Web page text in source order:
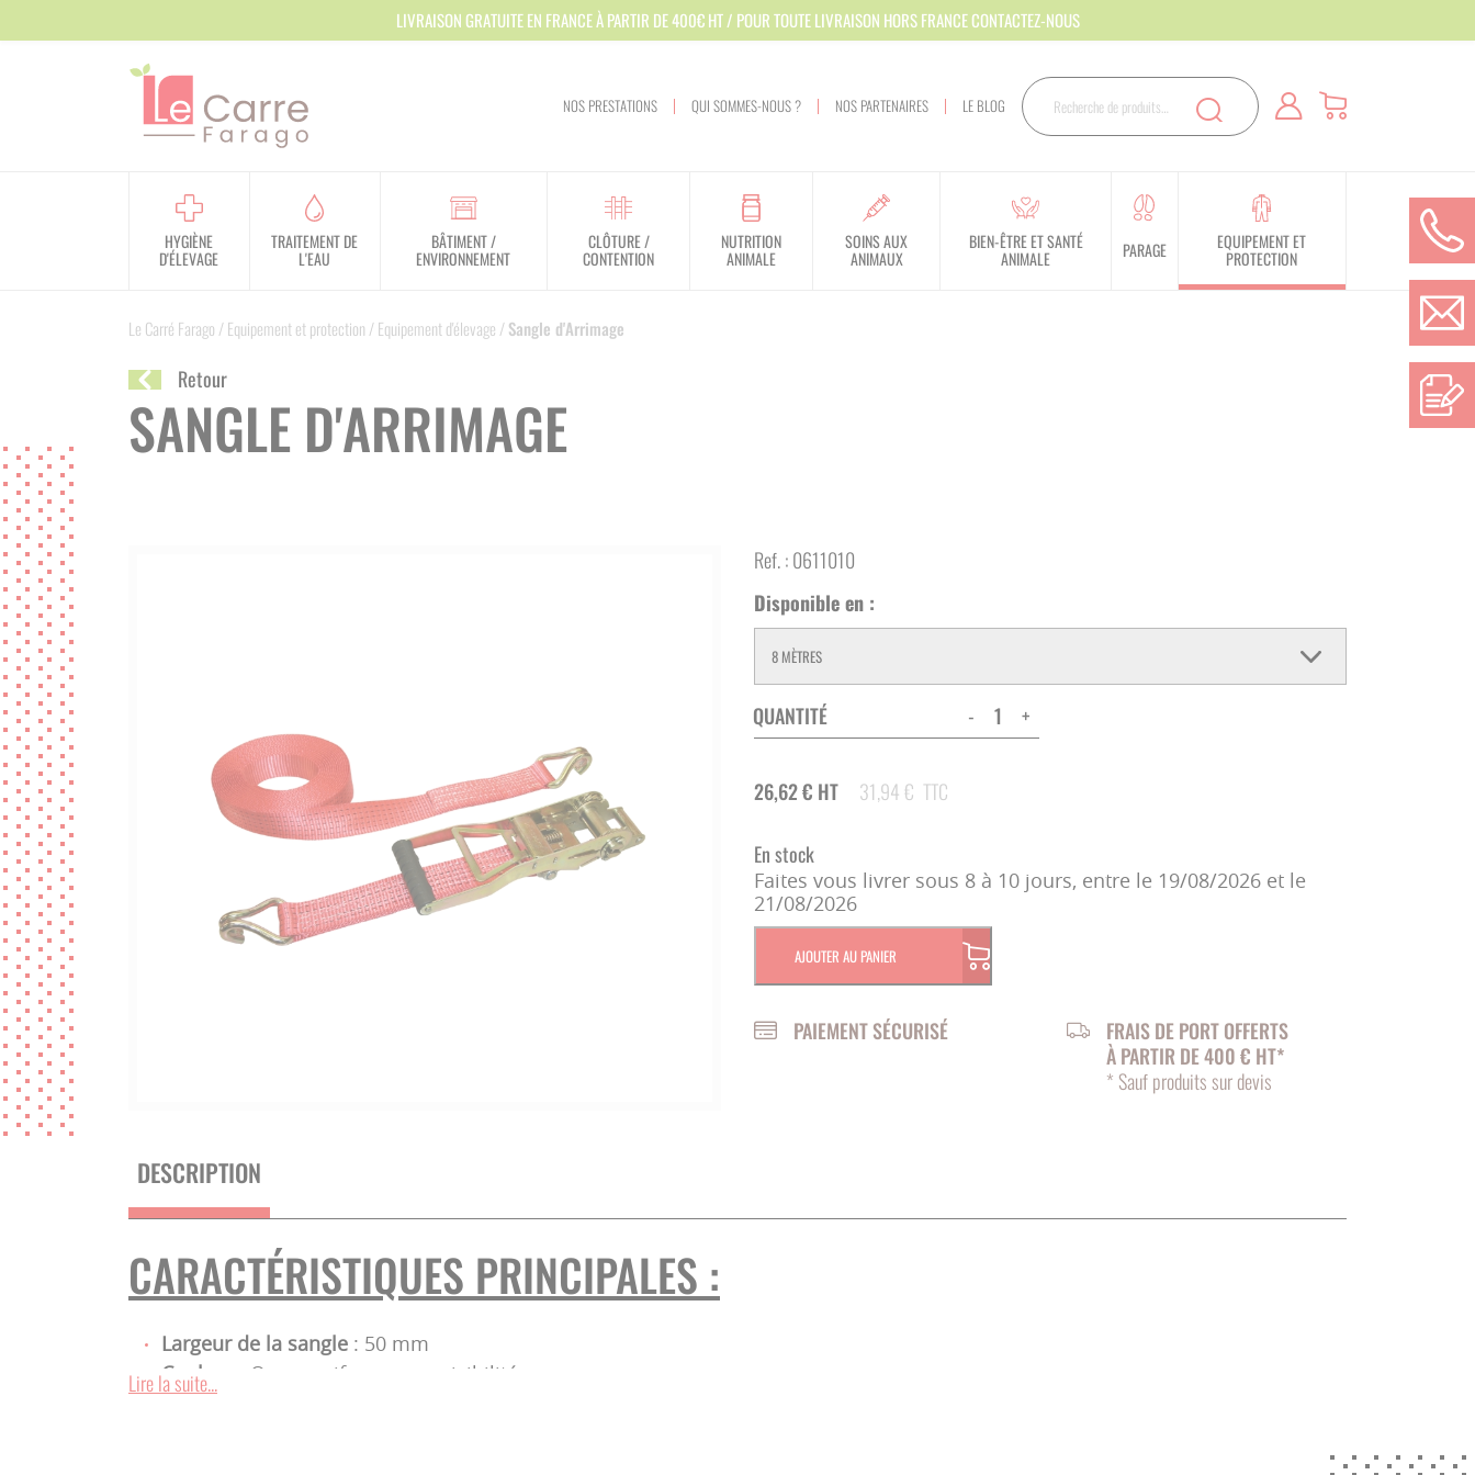
NOS PRESTATIONS QUI SOMMES-NOUS ? NOS PARTENAIRES LE BLOG Rechercher Recherche
HYGIÈNE
D'ÉLEVAGE
HYGIÈNE DES LOCAUX
HYGIÈNE DE LA TRAITE
TRAITEMENT DE
L'EAU
APPROVISIONNEMENT
BÂTIMENT /
ENVIRONNEMENT
DOSSIERS RÉGLEMENTAIRES
VENTILATION
CLÔTURE /
CONTENTION
VEAU
OVIN - CAPRIN - EQUIN
NUTRITION
ANIMALE
NUTRITION
SOINS AUX
ANIMAUX
VÊLAGE - MISE BAS
MARQUAGE - IDENTIFICATION
REPRODUCTION
ÉLEVAGE DU VEAU
BIEN-ÊTRE ET SANTÉ
ANIMALE
RAINURAGE / SCARIFICATION
TAPIS CAOUTCHOUC
PARAGE
MATÉRIEL DE PARAGE
EQUIPEMENT ET
PROTECTION
PROTECTION DES PERSONNES
APICULTURE
Le Carré Farago /Equipement et protection /Equipement d'élevage /Sangle d'Arrimage
Retour
SANGLE D'ARRIMAGE
Ref. :0611010
Disponible en :
QUANTITÉ - +
26,62€ HT 31,94 € TTC
En stock
Faites vous livrer sous 8 à 10 jours, entre le 19/08/2026 et le
21/08/2026
AJOUTER AU PANIER
PAIEMENT SÉCURISÉ
FRAIS DE PORT OFFERTS
À PARTIR DE 400 € HT*
* Sauf produits sur devis
DESCRIPTION
CARACTÉRISTIQUES PRINCIPALES :
Largeur de la sangle : 50 mm
Couleur
: Orange vif pour une visibilité accrue
Matériau
Lire la suite...
LIVRAISON GRATUITE EN FRANCE À PARTIR DE 400€ HT / POUR TOUTE LIVRAISON HORS FRANCE CONTACTEZ-NOUS